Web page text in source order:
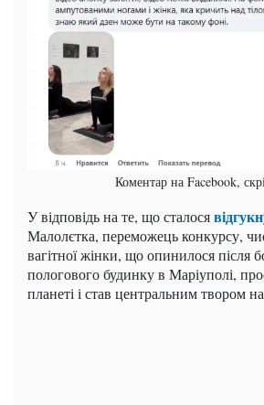
Коментар на Facebook,
У відповідь на те, що сталося
Малолєтка, переможець конкурсу,
вагітної жінки, що опинилося після
пологового будинку в Маріуполі,
планеті і став центральним твором